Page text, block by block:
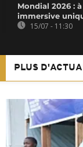
Mondial 2026 :
immersive
15/07 - 11:30
PLUS